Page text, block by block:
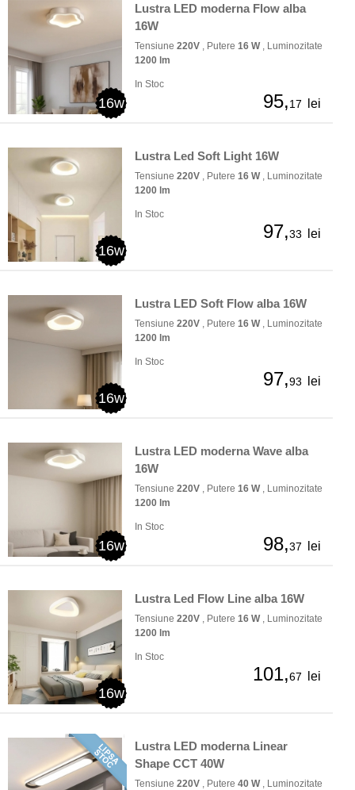
16w
Lustra LED moderna Flow alba
16W
Tensiune 220V , Putere 16 W, Luminozitate
1200 lm
In Stoc
95,17 lei
16w
Lustra Led Soft Light 16W
Tensiune 220V , Putere 16 W, Luminozitate
1200 lm
In Stoc
97,33 lei
16w
Lustra LED Soft Flow alba 16W
Tensiune 220V , Putere 16 W, Luminozitate
1200 lm
In Stoc
97,93 lei
16w
Lustra LED moderna Wave alba
16W
Tensiune 220V , Putere 16 W, Luminozitate
1200 lm
In Stoc
98,37 lei
16w
Lustra Led Flow Line alba 16W
Tensiune 220V , Putere 16 W, Luminozitate
1200 lm
In Stoc
101,67 lei
Lustra LED moderna Linear
Shape CCT 40W
Tensiune 220V , Putere 40 W, Luminozitate